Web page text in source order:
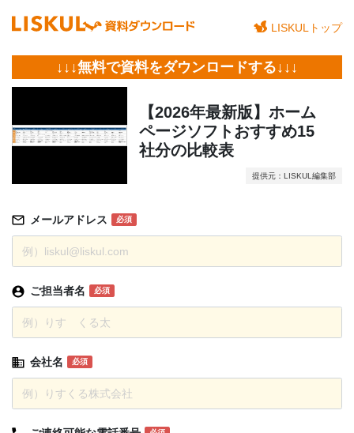
LISKULトップ
↓↓↓無料で資料をダウンロードする↓↓↓
【2026年最新版】ホーム
ページソフトおすすめ15
社分の比較表
提供元：LISKUL編集部
メールアドレス 必須
ご担当者名 必須
会社名 必須